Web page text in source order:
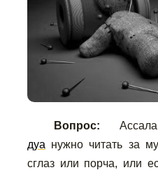
Вопрос:
дуа нужно читать за
сглаз или порча, или